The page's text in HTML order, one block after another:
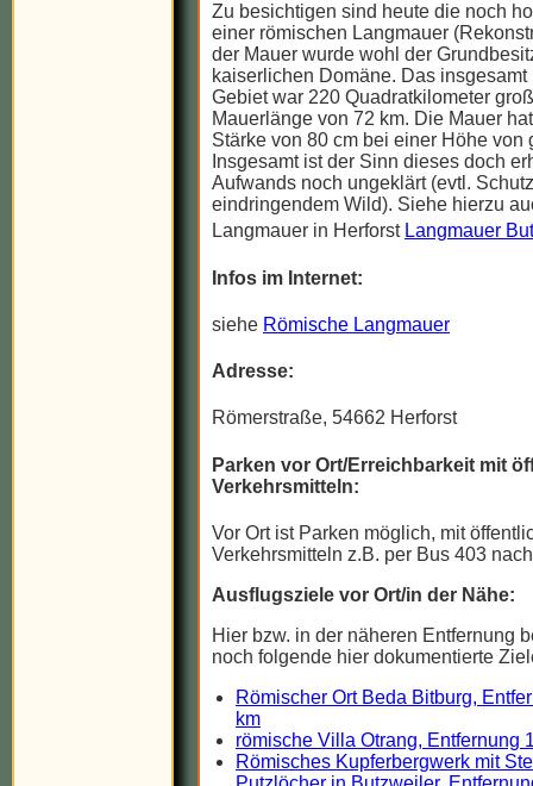
Zu besichtigen sind heute die noch
einer römischen Langmauer
der Mauer wurde wohl der
kaiserlichen Domäne. Das insgesamt
Gebiet war 220 Quadratkilometer
Mauerlänge von 72 km. Die Mauer
Stärke von 80 cm bei einer Höhe von
Insgesamt ist der Sinn dieses doch
Aufwands noch ungeklärt (evtl.
eindringendem Wild). Siehe hierzu
Langmauer in Herforst Langmauer
Infos im Internet:
siehe Römische Langmauer
Adresse:
Römerstraße, 54662 Herforst
Parken vor Ort/Erreichbarkeit mit
Verkehrsmitteln:
Vor Ort ist Parken möglich, mit
Verkehrsmitteln z.B. per Bus 403
Ausflugsziele vor Ort/in der Nähe:
Hier bzw. in der näheren Entfernung
noch folgende hier dokumentierte
Römischer Ort Beda Bitburg,
km
römische Villa Otrang, Entfernung
Römisches Kupferbergwerk mit